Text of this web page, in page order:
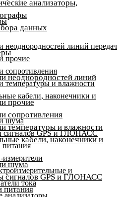
неоднородностей линий передач
прочие
сопротивления
температуры и влажности
кабели, наконечники и
шума
сигналов GPS и ГЛОНАСС
и
тока
анализаторы
анализаторы,
данных
неоднородностей линий
прочие
сопротивления
температуры и влажности
кабели, наконечники и
шума
сигналов GPS и ГЛОНАСС
питания